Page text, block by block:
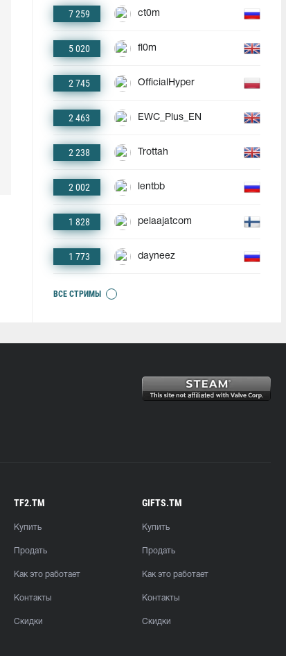
7 259 ct0m
5 020 fl0m
2 745 OfficialHyper
2 463 EWC_Plus_EN
2 238 Trottah
2 002 lentbb
1 828 pelaajatcom
1 773 dayneez
ВСЕ СТРИМЫ
TF2.TM
Купить
Продать
Как это работает
Контакты
Скидки
GIFTS.TM
Купить
Продать
Как это работает
Контакты
Скидки